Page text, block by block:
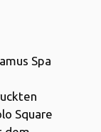
Spa
Square